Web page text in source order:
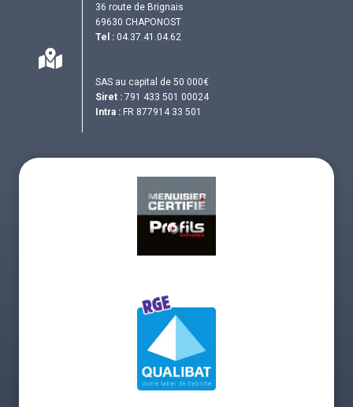
36 route de Brignais
69630 CHAPONOST
Tel : 04.37.41.04.62
SAS au capital de 50 000€
Siret : 791 433 501 00024
Intra : FR 877914 33 501